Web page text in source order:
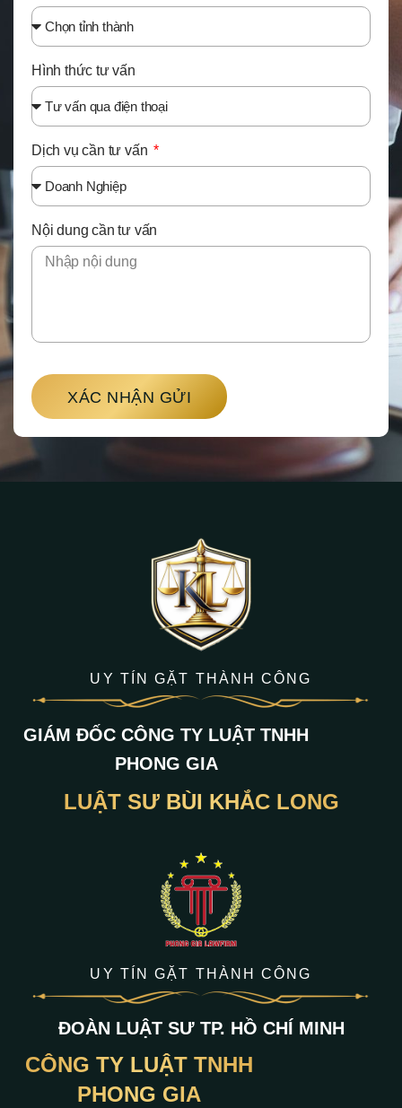
Hình thức tư vấn
Dịch vụ cần tư vấn
Nội dung cần tư vấn
XÁC NHẬN GỬI
UY TÍN GẶT THÀNH CÔNG
GIÁM ĐỐC CÔNG TY LUẬT TNHH
PHONG GIA
LUẬT SƯ BÙI KHẮC LONG
UY TÍN GẶT THÀNH CÔNG
ĐOÀN LUẬT SƯ TP. HỒ CHÍ MINH
CÔNG TY LUẬT TNHH
PHONG GIA